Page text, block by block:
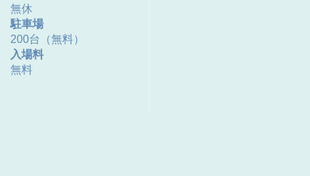
無休
駐車場
200台（無料）
入場料
無料